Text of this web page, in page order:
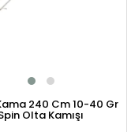
240 Cm 10-40 Gr
Olta Kamışı